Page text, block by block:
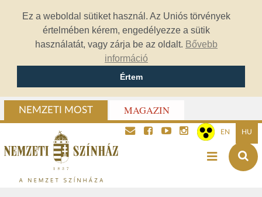
Ez a weboldal sütiket használ. Az Uniós törvények
értelmében kérem, engedélyezze a sütik
használatát, vagy zárja be az oldalt. Bővebb
információ
Értem
NEMZETI MOST MAGAZIN
EN HU